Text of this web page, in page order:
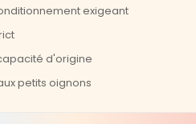
exigeant
d'origine
petits oignons